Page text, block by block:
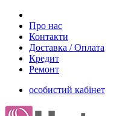
Про нас
Контакти
Доставка / Оплата
Кредит
Ремонт
особистий кабінет